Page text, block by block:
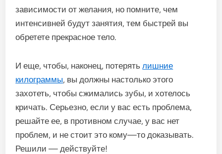
зависимости от желания, но помните, чем
интенсивней будут занятия,тем быстрей вы
обретете прекрасное тело.
И еще, чтобы, наконец, потерять лишние
килограммы, вы должны настолько этого
захотеть, чтобы сжимались зубы, и хотелось
кричать. Серьезно,если у вас есть проблема,
решайте ее, в противном случае,у вас нет
проблем, и не стоит это кому—то доказывать.
Решили — действуйте!